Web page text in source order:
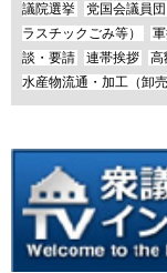
議院選挙
党国会議員団
ラスチックごみ等）
談・要請
連帯挨拶 高
水産物流通・加工（卸売